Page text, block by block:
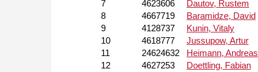
7
4623606 Dautov, Rustem
8
4667719 Baramidze, David
9
4128737 Kunin, Vitaly
10
4618777 Jussupow, Artur
11
24624632 Heimann, Andreas
12
4627253 Doettling, Fabian